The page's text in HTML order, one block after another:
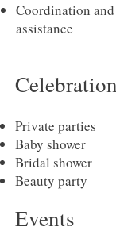
Coordination
assistance
Private parties
Baby shower
Bridal shower
Beauty party
Events